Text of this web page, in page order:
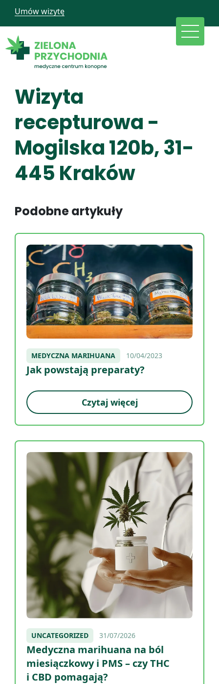
Umów wizytę
Wizyta
recepturowa -
Mogilska 120b, 31-
445 Kraków
Podobne artykuły
MEDYCZNA MARIHUANA 10/04/2023
Jak powstają preparaty?
Czytaj więcej
UNCATEGORIZED 31/07/2026
Medyczna marihuana na ból
miesiączkowy i PMS – czy THC
i CBD pomagają?